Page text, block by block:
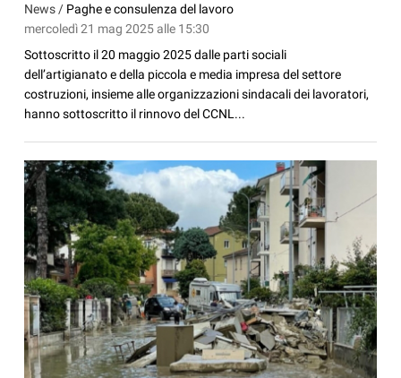
News / Paghe e consulenza del lavoro
mercoledì 21 mag 2025 alle 15:30
Sottoscritto il 20 maggio 2025 dalle parti sociali
dell’artigianato e della piccola e media impresa del settore
costruzioni, insieme alle organizzazioni sindacali dei lavoratori,
hanno sottoscritto il rinnovo del CCNL...